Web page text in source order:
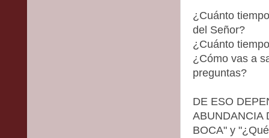
¿Cuánto
del Señor?
¿Cuánto
¿Cómo vas a
preguntas?
DE ESO
ABUNDANCIA
BOCA" y